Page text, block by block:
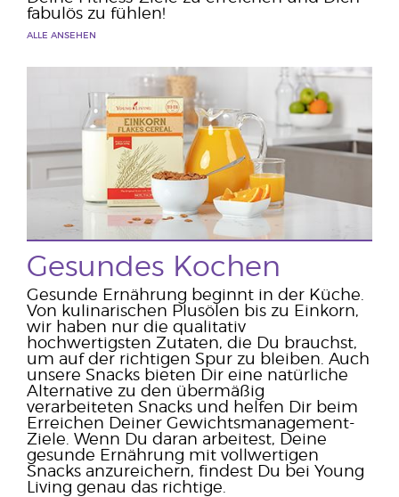
fabulös zu fühlen!
ALLE ANSEHEN
Gesundes Kochen
Gesunde Ernährung beginnt in der Küche.
Von kulinarischen Plusölen bis zu Einkorn,
wir haben nur die qualitativ
hochwertigsten Zutaten, die Du brauchst,
um auf der richtigen Spur zu bleiben. Auch
unsere Snacks bieten Dir eine natürliche
Alternative zu den übermäßig
verarbeiteten Snacks und helfen Dir beim
Erreichen Deiner Gewichtsmanagement-
Ziele. Wenn Du daran arbeitest, Deine
gesunde Ernährung mit vollwertigen
Snacks anzureichern, findest Du bei Young
Living genau das richtige.